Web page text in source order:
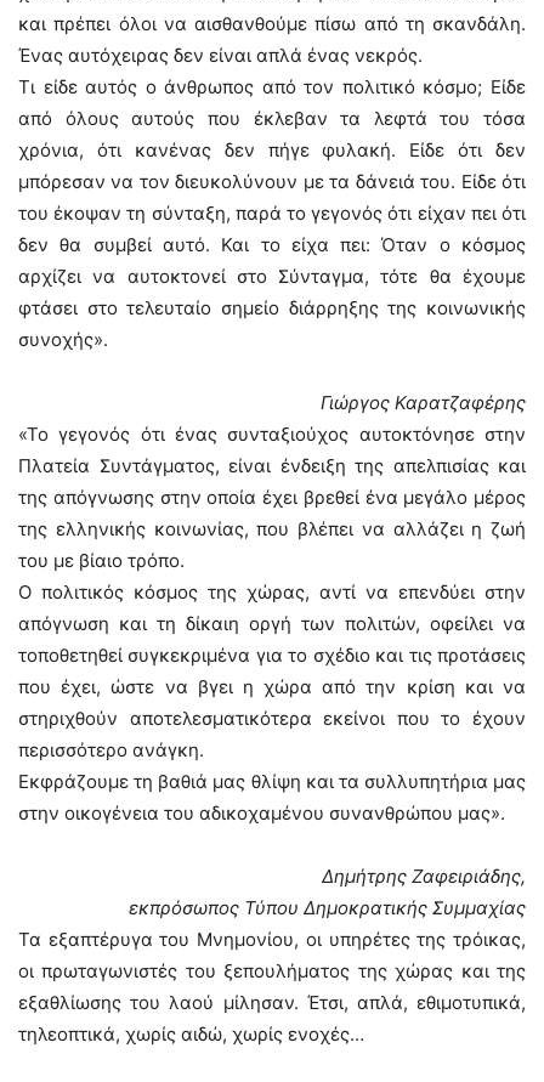
και πρέπει όλοι να αισθανθούμε πίσω από τη σκανδάλη.
Ένας αυτόχειρας δεν είναι απλά ένας νεκρός.
Τι είδε αυτός ο άνθρωπος από τον πολιτικό κόσμο; Είδε
από όλους αυτούς που έκλεβαν τα λεφτά του τόσα
χρόνια, ότι κανένας δεν πήγε φυλακή. Είδε ότι δεν
μπόρεσαν να τον διευκολύνουν με τα δάνειά του. Είδε ότι
του έκοψαν τη σύνταξη, παρά το γεγονός ότι είχαν πει ότι
δεν θα συμβεί αυτό. Και το είχα πει: Όταν ο κόσμος
αρχίζει να αυτοκτονεί στο Σύνταγμα, τότε θα έχουμε
φτάσει στο τελευταίο σημείο διάρρηξης της κοινωνικής
συνοχής».
Γιώργος Καρατζαφέρης
«Το γεγονός ότι ένας συνταξιούχος αυτοκτόνησε στην
Πλατεία Συντάγματος, είναι ένδειξη της απελπισίας και
της απόγνωσης στην οποία έχει βρεθεί ένα μεγάλο μέρος
της ελληνικής κοινωνίας, που βλέπει να αλλάζει η ζωή
του με βίαιο τρόπο.
Ο πολιτικός κόσμος της χώρας, αντί να επενδύει στην
απόγνωση και τη δίκαιη οργή των πολιτών, οφείλει να
τοποθετηθεί συγκεκριμένα για το σχέδιο και τις προτάσεις
που έχει, ώστε να βγει η χώρα από την κρίση και να
στηριχθούν αποτελεσματικότερα εκείνοι που το έχουν
περισσότερο ανάγκη.
Εκφράζουμε τη βαθιά μας θλίψη και τα συλλυπητήρια μας
στην οικογένεια του αδικοχαμένου συνανθρώπου μας».
Δημήτρης Ζαφειριάδης,
εκπρόσωπος Τύπου Δημοκρατικής Συμμαχίας
Τα εξαπτέρυγα του Μνημονίου, οι υπηρέτες της τρόικας,
οι πρωταγωνιστές του ξεπουλήματος της χώρας και της
εξαθλίωσης του λαού μίλησαν. Έτσι, απλά, εθιμοτυπικά,
τηλεοπτικά, χωρίς αιδώ, χωρίς ενοχές…